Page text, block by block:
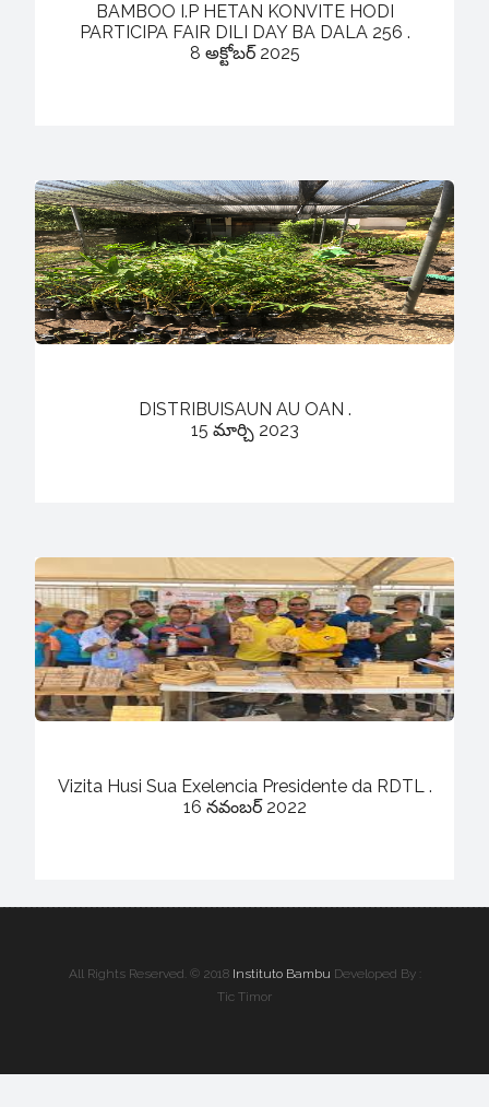
BAMBOO I.P HETAN KONVITE HODI
PARTICIPA FAIR DILI DAY BA DALA 256 .
8 అక్టోబర్ 2025
DISTRIBUISAUN AU OAN .
15 మార్చి 2023
Vizita Husi Sua Exelencia Presidente da RDTL .
16 నవంబర్ 2022
All Rights Reserved. © 2018 Instituto Bambu Developed By :
Tic Timor